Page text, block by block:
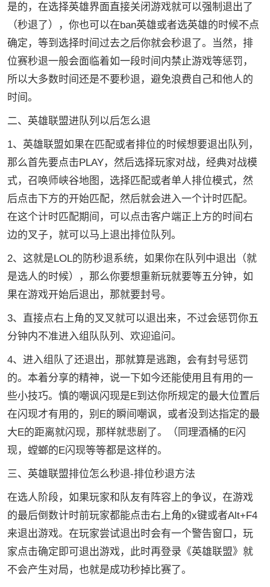
是的，在选择英雄界面直接关闭游戏就可以强制退出了
（秒退了），你也可以在ban英雄或者选英雄的时候不点
确定，等到选择时间过去之后你就会秒退了。当然，排
位赛秒退一般会面临着如一段时间内禁止游戏等惩罚，
所以大多数时间还是不要秒退，避免浪费自己和他人的
时间。
二、英雄联盟进队列以后怎么退
1、英雄联盟如果在匹配或者排位的时候想要退出队列，
那么首先要点击PLAY，然后选择玩家对战，经典对战模
式，召唤师峡谷地图，选择匹配或者单人排位模式，然
后点击下方的开始匹配，然后就会进入一个计时匹配。
在这个计时匹配期间，可以点击客户端正上方的时间右
边的叉子，就可以马上退出排位队列。
2、这就是LOL的防秒退系统，如果你在队列中退出（就
是选人的时候），那么你要想重新玩就要等五分钟，如
果在游戏开始后退出，那就要封号。
3、直接点右上角的叉叉就可以退出来，不过会惩罚你五
分钟内不准进入组队队列、欢迎追问。
4、进入组队了还退出，那就算是逃跑，会有封号惩罚
的。本着分享的精神，说一下如今还能使用且有用的一
些小技巧。慎的嘲讽闪现是E到达你所规定的最大位置后
在闪现才有用的，别E的瞬间嘲讽，或者没到达指定的最
大E的距离就闪现，那样就悲剧了。（同理酒桶的E闪
现，螳螂的E闪现等等都是这样的。
三、英雄联盟排位怎么秒退-排位秒退方法
在选人阶段，如果玩家和队友有阵容上的争议，在游戏
的最后倒数计时前玩家都能点击右上角的x键或者Alt+F4
来退出游戏。在玩家尝试退出时会有一个警告窗口，玩
家点击确定即可退出游戏，此时再登录《英雄联盟》就
不会产生对局，也就是成功秒掉比赛了。